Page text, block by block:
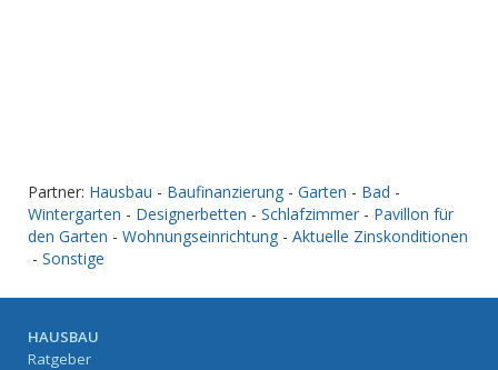
Partner: Hausbau - Baufinanzierung - Garten - Bad -
Wintergarten - Designerbetten - Schlafzimmer - Pavillon für
den Garten - Wohnungseinrichtung - Aktuelle Zinskonditionen
- Sonstige
HAUSBAU
Ratgeber